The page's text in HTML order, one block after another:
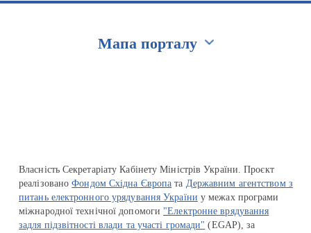
Мапа порталу
Власність Секретаріату Кабінету Міністрів України. Проєкт
реалізованоФондом Східна Європа та Державним агентством з
питань електронного урядування України у межах програми
міжнародної технічної допомоги "Електронне врядування
задля підзвітності влади та участі громади" (EGAP), за